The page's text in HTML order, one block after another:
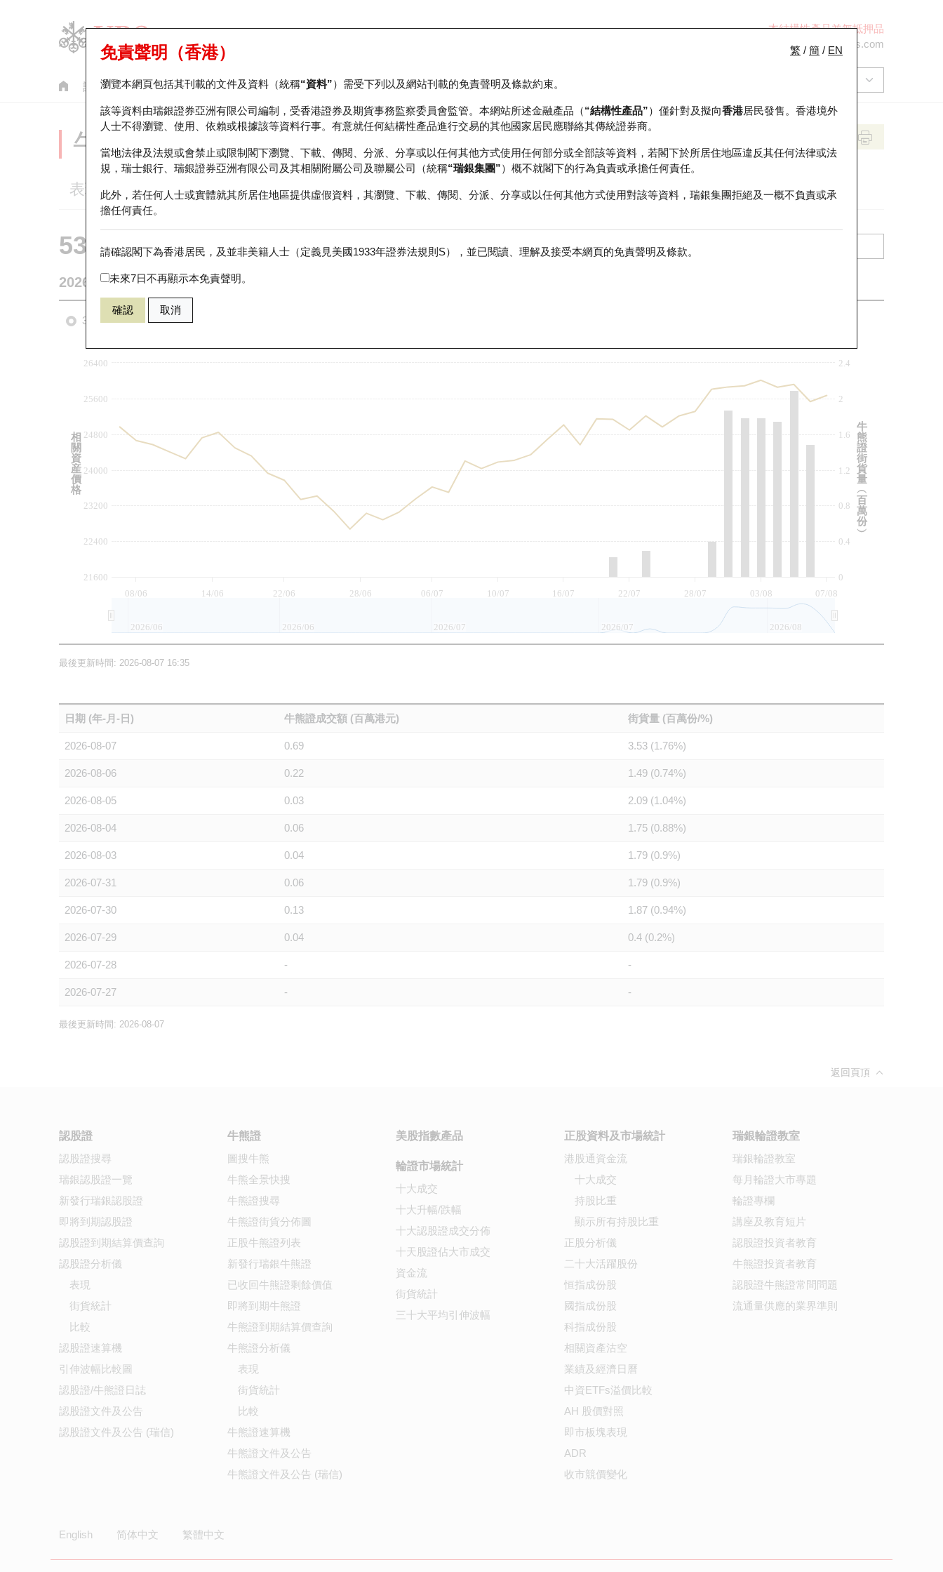
本結構性產品並無抵押品
ol-hkwarrants@ubs.com
認股證 牛熊證 美股指數產品 輪證市場統計 正股資料及市場統計 瑞銀輪證教室
繁 / 簡 / EN
免責聲明（香港）
瀏覽本網頁包括其刊載的文件及資料（統稱“資料”）需受下列以及網站刊載的免責聲明及條款約束。
該等資料由瑞銀證券亞洲有限公司編制，受香港證券及期貨事務監察委員會監管。本網站所述金融產品（“結構性產品”）僅針對及擬向香港居民發售。香港境外
人士不得瀏覽、使用、依賴或根據該等資料行事。有意就任何結構性產品進行交易的其他國家居民應聯絡其傳統證券商。
當地法律及法規或會禁止或限制閣下瀏覽、下載、傳閱、分派、分享或以任何其他方式使用任何部分或全部該等資料，若閣下於所居住地區違反其任何法律或法
規，瑞士銀行、瑞銀證券亞洲有限公司及其相關附屬公司及聯屬公司（統稱“瑞銀集團”）概不就閣下的行為負責或承擔任何責任。
此外，若任何人士或實體就其所居住地區提供虛假資料，其瀏覽、下載、傳閱、分派、分享或以任何其他方式使用對該等資料，瑞銀集團拒絕及一概不負責或承
擔任何責任。
請確認閣下為香港居民，及並非美籍人士（定義見美國1933年證券法規則S），並已閱讀、理解及接受本網頁的免責聲明及條款。
未來7日不再顯示本免責聲明。
確認 取消
牛熊證分析儀
表現 街貨統計 比較
53898 瑞銀熊證 HSI 恒生指數
2026-08-07 相關資產價格25,668.03
3個月 6個月
08/06 14/06 22/06 28/06 06/07 10/07 16/07 22/07 28/07 03/08 07/08
0
0.4
0.8
1.2
1.6
2
2.4
21600
22400
23200
24000
24800
25600
26400
2026/06 2026/06 2026/07 2026/07 2026/08
牛
熊
證
街
貨
量
︵
百
萬
份
︶
相
關
資
産
價
格
最後更新時間: 2026-08-07 16:35
日期 (年-月-日) 牛熊證成交額 (百萬港元) 街貨量 (百萬份/%)
2026-08-07 0.69 3.53 (1.76%)
2026-08-06 0.22 1.49 (0.74%)
2026-08-05 0.03 2.09 (1.04%)
2026-08-04 0.06 1.75 (0.88%)
2026-08-03 0.04 1.79 (0.9%)
2026-07-31 0.06 1.79 (0.9%)
2026-07-30 0.13 1.87 (0.94%)
2026-07-29 0.04 0.4 (0.2%)
2026-07-28 - -
2026-07-27 - -
最後更新時間: 2026-08-07
返回頁頂
認股證
認股證搜尋
瑞銀認股證一覽
新發行瑞銀認股證
即將到期認股證
認股證到期結算價查詢
認股證分析儀
表現
街貨統計
比較
認股證速算機
引伸波幅比較圖
認股證/牛熊證日誌
認股證文件及公告
認股證文件及公告 (瑞信)
牛熊證
圖搜牛熊
牛熊全景快搜
牛熊證搜尋
牛熊證街貨分佈圖
正股牛熊證列表
新發行瑞銀牛熊證
已收回牛熊證剩餘價值
即將到期牛熊證
牛熊證到期結算價查詢
牛熊證分析儀
表現
街貨統計
比較
牛熊證速算機
牛熊證文件及公告
牛熊證文件及公告 (瑞信)
美股指數產品
輪證市場統計
十大成交
十大升幅/跌幅
十大認股證成交分佈
十天股證佔大市成交
資金流
街貨統計
三十大平均引伸波幅
正股資料及市場統計
港股通資金流
十大成交
持股比重
顯示所有持股比重
正股分析儀
二十大活躍股份
恒指成份股
國指成份股
科指成份股
相關資產沽空
業績及經濟日曆
中資ETFs溢價比較
AH 股價對照
即市板塊表現
ADR
收市競價變化
瑞銀輪證教室
瑞銀輪證教室
每月輪證大市專題
輪證專欄
講座及教育短片
認股證投資者教育
牛熊證投資者教育
認股證牛熊證常問問題
流通量供應的業界準則
English 简体中文 繁體中文